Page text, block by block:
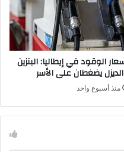
الوقود في إيطاليا: البنزين
يضغطان على الأسر
منذ أسبوع واحد